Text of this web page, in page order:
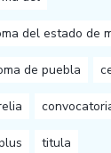
del estado de
de puebla
titula